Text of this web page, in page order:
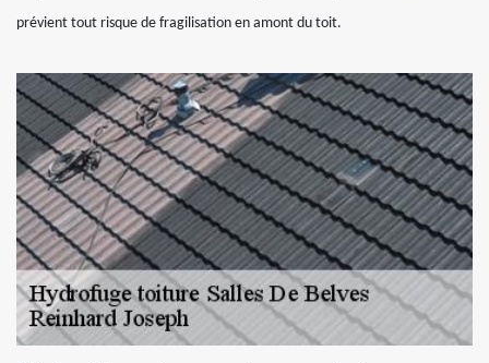
prévient tout risque de fragilisation en amont du toit.